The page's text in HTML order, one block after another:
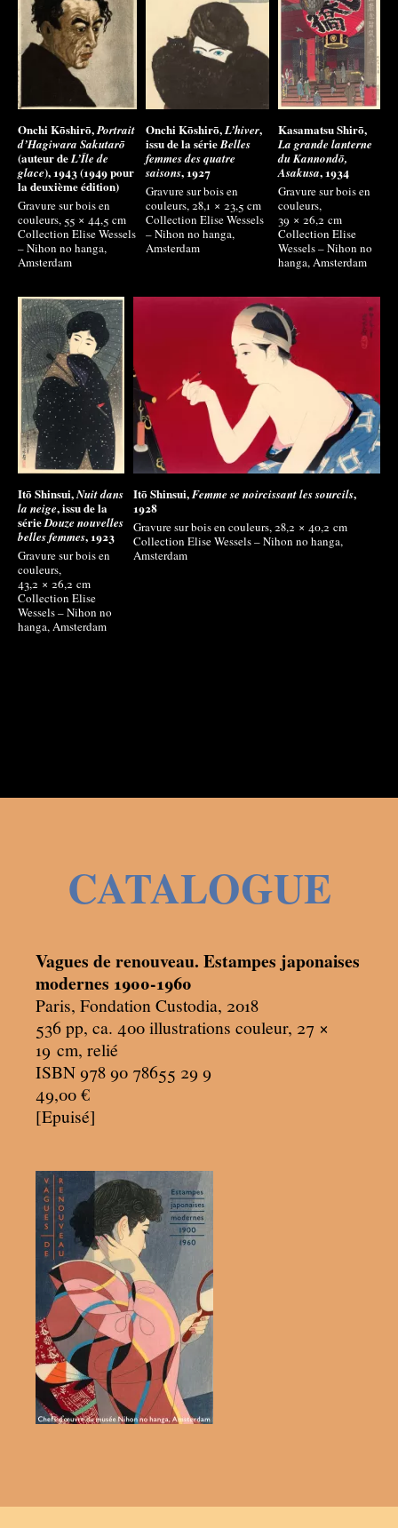
Onchi Kōshirō,Portrait
d’Hagiwara Sakutarō
(auteur deL’Île de
glace), 1943 (1949 pour
la deuxième édition)
Gravure sur bois en
couleurs, 55 × 44,5 cm
Collection Elise Wessels
– Nihon no hanga,
Amsterdam
Onchi Kōshirō,L’hiver,
issu de la sérieBelles
femmes des quatre
saisons, 1927
Gravure sur bois en
couleurs, 28,1 × 23,5 cm
Collection Elise Wessels
– Nihon no hanga,
Amsterdam
Kasamatsu Shirō,
La grande lanterne
du Kannondō,
Asakusa, 1934
Gravure sur bois en
couleurs,
39 × 26,2 cm
Collection Elise
Wessels – Nihon no
hanga, Amsterdam
Itō Shinsui,Nuit dans
la neige, issu de la
sérieDouze nouvelles
belles femmes, 1923
Gravure sur bois en
couleurs,
43,2 × 26,2 cm
Collection Elise
Wessels – Nihon no
hanga, Amsterdam
Itō Shinsui,Femme se noircissant les sourcils,
1928
Gravure sur bois en couleurs, 28,2 × 40,2 cm
Collection Elise Wessels – Nihon no hanga,
Amsterdam
CATALOGUE
Vagues de renouveau. Estampes japonaises
modernes 1900-1960
Paris, Fondation Custodia, 2018
536 pp, ca. 400 illustrations couleur, 27 ×
19 cm, relié
ISBN 978 90 78655 29 9
49,00 €
[Epuisé]